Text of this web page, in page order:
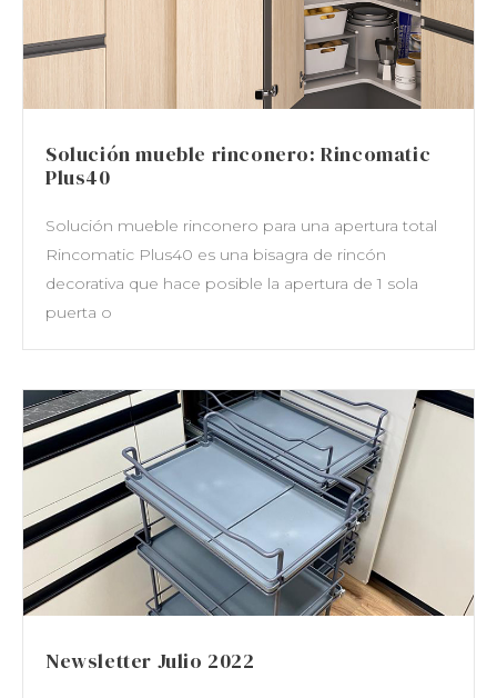
Solución mueble rinconero: Rincomatic
Plus40
Solución mueble rinconero para una apertura total
Rincomatic Plus40 es una bisagra de rincón
decorativa que hace posible la apertura de 1 sola
puerta o
Newsletter Julio 2022